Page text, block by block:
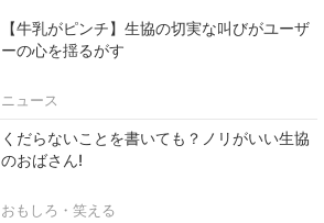
【牛乳がピンチ】生協の切実な叫びがユーザ
ーの心を揺るがす
ニュース
くだらないことを書いても？ノリがいい生協
のおばさん!
おもしろ・笑える